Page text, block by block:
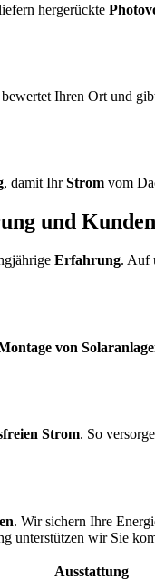
hergerückte
Ihren Ort und
, damit IhrStrom vom
und
Erfahrung. Auf
von
Strom. So
. Wir sichern Ihre
unterstützen wir Sie
Ausstattung